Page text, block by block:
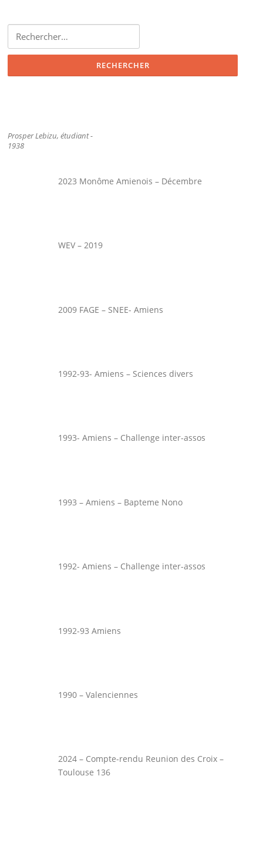
Prosper Lebizu, étudiant -
1938
2023 Monôme Amienois – Décembre
WEV – 2019
2009 FAGE – SNEE- Amiens
1992-93- Amiens – Sciences divers
1993- Amiens – Challenge inter-assos
1993 – Amiens – Bapteme Nono
1992- Amiens – Challenge inter-assos
1992-93 Amiens
1990 – Valenciennes
2024 – Compte-rendu Reunion des Croix –
Toulouse 136